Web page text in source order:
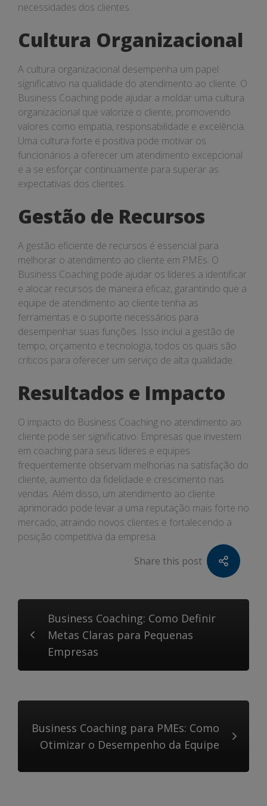
necessidades dos clientes.
Cultura Organizacional
A cultura organizacional desempenha um papel
significativo na qualidade do atendimento ao cliente. O
Business Coaching pode ajudar a moldar uma cultura
organizacional que valorize o cliente, promovendo
valores como empatia, responsabilidade e excelência.
Uma cultura forte e positiva pode motivar os
funcionários a oferecer um atendimento excepcional
e a se esforçar continuamente para superar as
expectativas dos clientes.
Gestão de Recursos
A gestão eficiente de recursos é essencial para
melhorar o atendimento ao cliente em PMEs. O
Business Coaching pode ajudar os líderes a identificar
e alocar recursos de maneira eficaz, garantindo que a
equipe de atendimento ao cliente tenha as
ferramentas e o suporte necessários para
desempenhar suas funções. Isso inclui a gestão de
tempo, orçamento e tecnologia, todos os quais são
críticos para oferecer um serviço de alta qualidade.
Resultados e Impacto
O impacto do Business Coaching no atendimento ao
cliente pode ser significativo. Empresas que investem
em coaching para seus líderes e equipes
frequentemente observam melhorias na satisfação do
cliente, aumento da fidelidade e crescimento nas
vendas. Além disso, um atendimento ao cliente
aprimorado pode levar a uma reputação mais forte no
mercado, atraindo novos clientes e fortalecendo a
posição competitiva da empresa.
Share this post
Business Coaching: Como Definir
Metas Claras para Pequenas
Empresas
Business Coaching para PMEs: Como
Otimizar o Desempenho da Equipe